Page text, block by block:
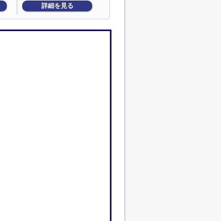
詳細を見る